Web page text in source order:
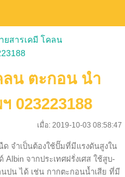
ยสารเคมี โคลน
น ตะกอน นำ
023223188
เมื่อ: 2019-10-03 08:58:47
จำเป็นต้องใช้ปั๊มที่มีแรงดันสูงใน
จากประเทศฝรั่งเศส ใช้สูบ-
ปน ได้ เช่น กากตะกอนน้ำเสีย ที่มี